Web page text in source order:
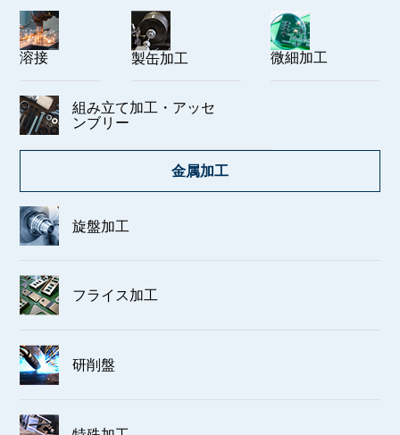
溶接 製缶加工 微細加工
組み立て加工・アッセ
ンブリー
金属加工
旋盤加工
フライス加工
研削盤